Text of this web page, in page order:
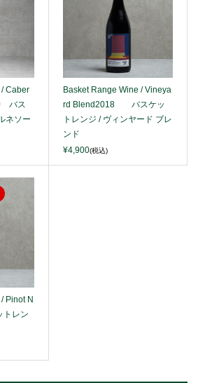
Caber
バス
ネソー
Basket Range Wine / Vineya
rd Blend2018 バスケッ
トレンジ / ヴィンヤード ブレ
ンド
¥4,900(税込)
Pinot N
レン